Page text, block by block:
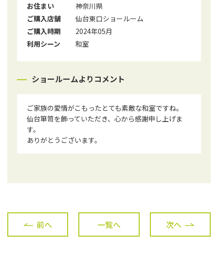
お住まい
神奈川県
ご購入店舗
仙台東口ショールーム
ご購入時期
2024年05月
利用シーン
和室
ショールームよりコメント
ご家族の愛情がこもったとても素敵な和室ですね。
仙台箪笥を飾っていただき、心から感謝申し上げま
す。
ありがとうございます。
一覧へ
前へ 次へ